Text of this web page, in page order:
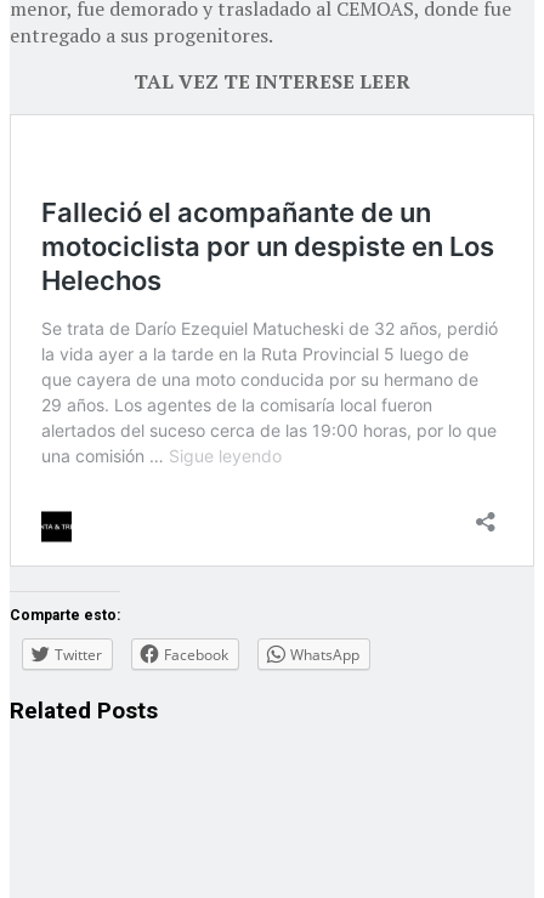
menor, fue demorado y trasladado al CEMOAS, donde fue
entregado a sus progenitores.
TAL VEZ TE INTERESE LEER
Comparte esto:
Twitter Facebook WhatsApp
Related Posts